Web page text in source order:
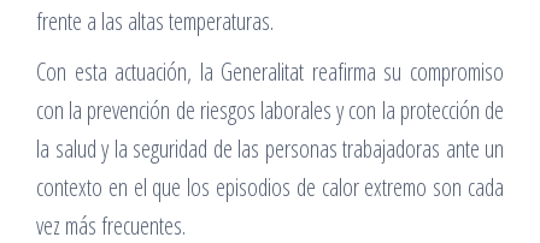
frente a las altas temperaturas.
Con esta actuación, la Generalitat reafirma su compromiso
con la prevención de riesgos laborales y con la protección de
la salud y la seguridad de las personas trabajadoras ante un
contexto en el que los episodios de calor extremo son cada
vez más frecuentes.